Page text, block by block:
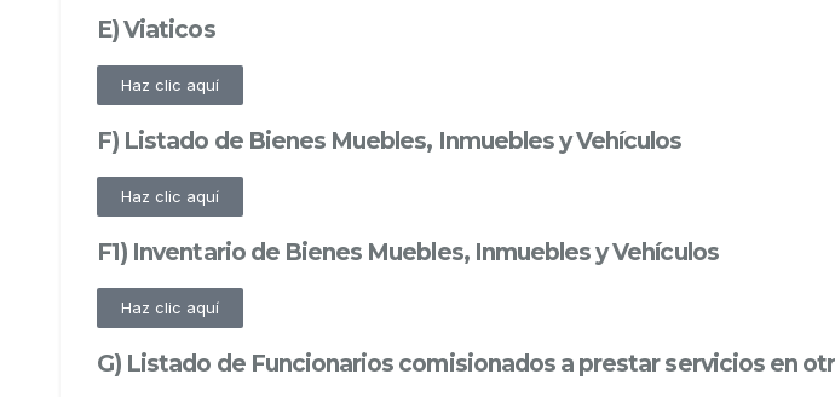
E) Viaticos
Haz clic aquí
F) Listado de Bienes Muebles, Inmuebles y Vehículos
Haz clic aquí
F1) Inventario de Bienes Muebles, Inmuebles y Vehículos
Haz clic aquí
G) Listado de Funcionarios comisionados a prestar servicios en